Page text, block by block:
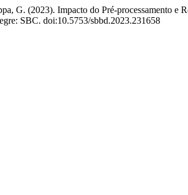
G. (2023). Impacto do Pré-processamento e
SBC. doi:10.5753/sbbd.2023.231658